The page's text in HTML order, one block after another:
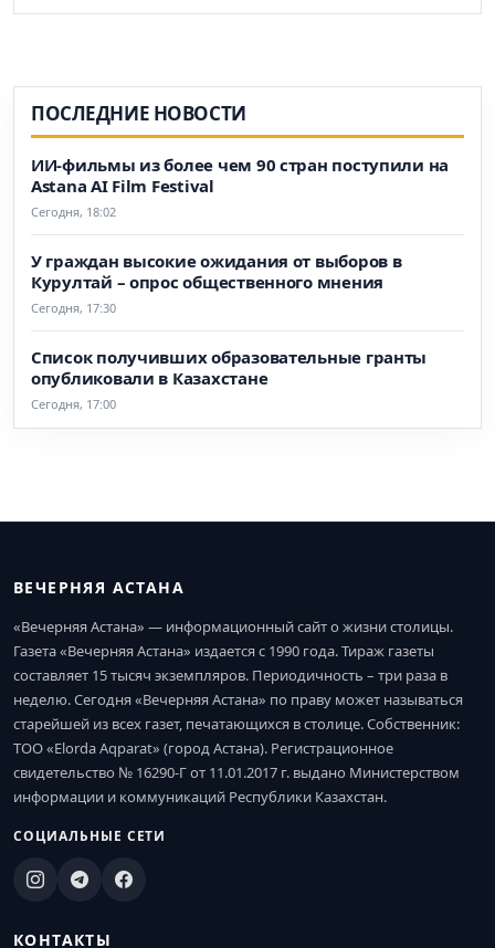
ПОСЛЕДНИЕ НОВОСТИ
ИИ-фильмы из более чем 90 стран поступили на
Astana AI Film Festival
Сегодня, 18:02
У граждан высокие ожидания от выборов в
Курултай – опрос общественного мнения
Сегодня, 17:30
Список получивших образовательные гранты
опубликовали в Казахстане
Сегодня, 17:00
ВЕЧЕРНЯЯ АСТАНА
«Вечерняя Астана» — информационный сайт о жизни столицы.
Газета «Вечерняя Астана» издается с 1990 года. Тираж газеты
составляет 15 тысяч экземпляров. Периодичность – три раза в
неделю. Сегодня «Вечерняя Астана» по праву может называться
старейшей из всех газет, печатающихся в столице. Собственник:
ТОО «Elorda Aqparat» (город Астана). Регистрационное
свидетельство № 16290-Г от 11.01.2017 г. выдано Министерством
информации и коммуникаций Республики Казахстан.
СОЦИАЛЬНЫЕ СЕТИ
КОНТАКТЫ